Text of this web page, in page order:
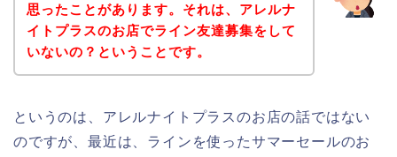
思ったことがあります。それは、アレルナ
イトプラスのお店でライン友達募集をして
いないの？ということです。
というのは、アレルナイトプラスのお店の話ではない
のですが、最近は、ラインを使ったサマーセールのお